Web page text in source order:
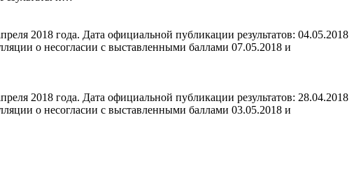
2018 года. Дата официальной публикации результатов: 04.05.2018
о несогласии с выставленными баллами 07.05.2018 и
2018 года. Дата официальной публикации результатов: 28.04.2018
о несогласии с выставленными баллами 03.05.2018 и